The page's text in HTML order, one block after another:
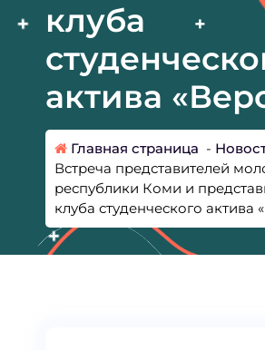
клуба
актива
Главная страница -
Встреча представителей
республики Коми и
клуба студенческого актива